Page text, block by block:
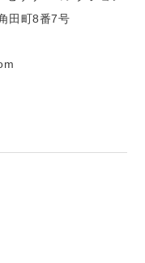
田町8番7号